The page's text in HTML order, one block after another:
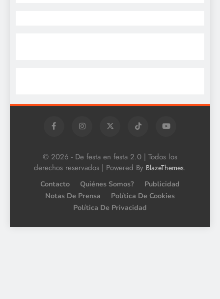
© 2026 - De festa en festa 2.0 | Todos los
derechos reservados | Powered By BlazeThemes.
Contacto Quiénes Somos?
Publicidad
Notas De Prensa
Política De Cookies
Política De Privacidad